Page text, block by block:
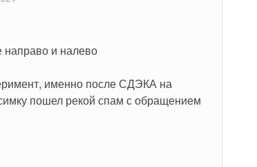
и налево
именно после СДЭКА на
пошел рекой спам с обращением